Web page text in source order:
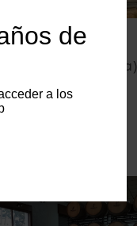
de
a los
Salzillo
(Región de Murcia)